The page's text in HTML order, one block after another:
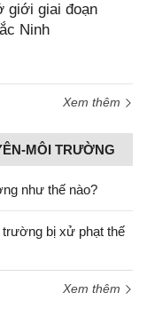
giới giai đoạn
Ninh
Xem thêm
MÔI TRƯỜNG
như thế nào?
trường bị xử phạt thế
Xem thêm